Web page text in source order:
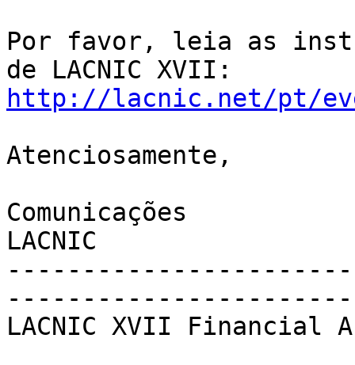
Por favor, leia as
http://lacnic.net/pt/
Atenciosamente,
Comunicações
LACNIC
LACNIC XVII Financial